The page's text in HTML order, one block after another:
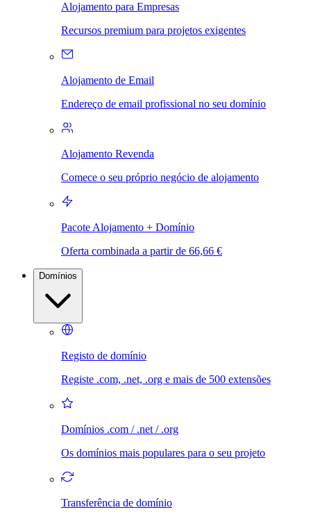
Alojamento para Empresas
Recursos premium para projetos exigentes
Alojamento de Email
Endereço de email profissional no seu domínio
Alojamento Revenda
Comece o seu próprio negócio de alojamento
Pacote Alojamento + Domínio
Oferta combinada a partir de 66,66 €
Domínios
Registo de domínio
Registe .com, .net, .org e mais de 500 extensões
Domínios .com / .net / .org
Os domínios mais populares para o seu projeto
Transferência de domínio